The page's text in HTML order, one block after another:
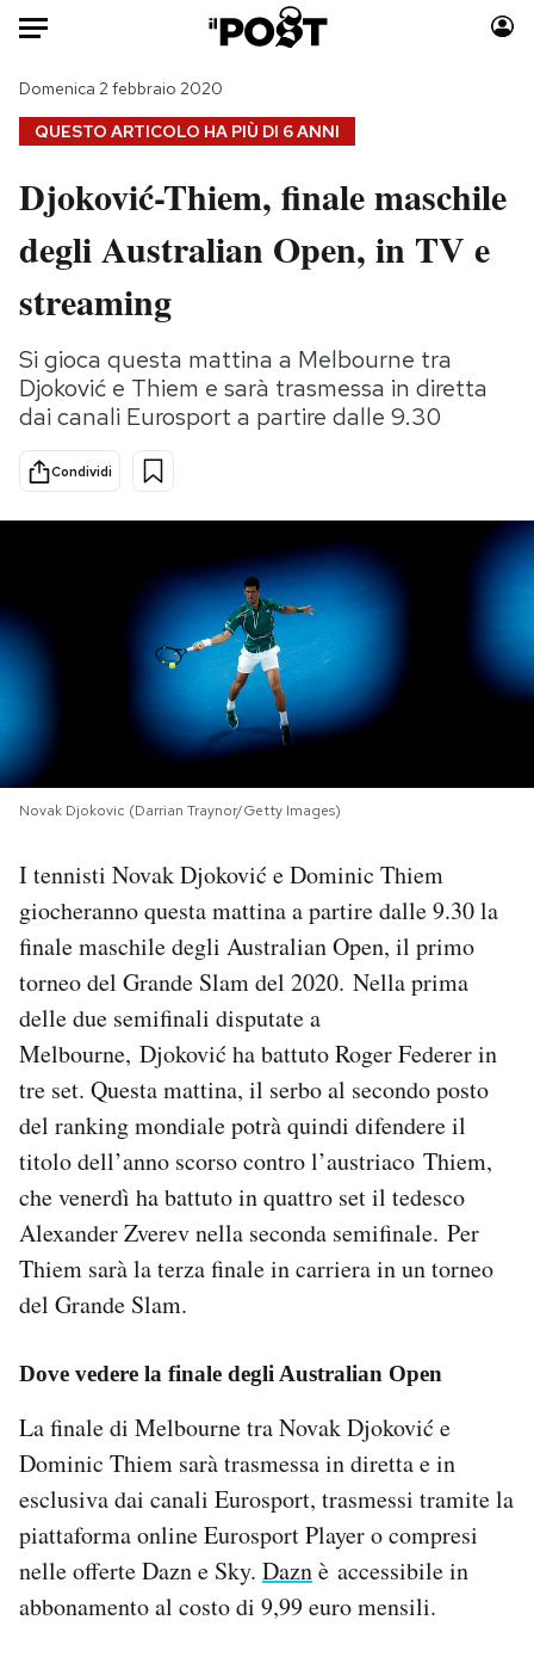
HOME
Italia
Politica
Tecnologia
Scienza
Cultura
Sport
Moda
Consumismi
Media
Europa
NEWSLETTER
I MIEI PREFERITI
SHOP
AREA PERSONALE
Area Personale
Newsletter
Notifiche mobile
Regala il Post
Hai bisogno di aiuto?
QUESTO ARTICOLO HA PIÙ DI 6 ANNI
Domenica 2 febbraio 2020
Djoković-Thiem, finale maschile
degli Australian Open, in TV e
streaming
Si gioca questa mattina a Melbourne tra
Djoković e Thiem e sarà trasmessa in diretta
dai canali Eurosport a partire dalle 9.30
Condividi
Novak Djokovic (Darrian Traynor/Getty Images)
I tennisti Novak Djoković e Dominic Thiem
giocheranno questa mattina a partire dalle 9.30 la
finale maschile degli Australian Open, il primo
torneo del Grande Slam del 2020. Nella prima
delle due semifinali disputate a
Melbourne, Djoković ha battuto Roger Federer in
tre set. Questa mattina, il serbo al secondo posto
del ranking mondiale potrà quindi difendere il
titolo dell’anno scorso contro l’austriaco Thiem,
che venerdì ha battuto in quattro set il tedesco
Alexander Zverev nella seconda semifinale. Per
Thiem sarà la terza finale in carriera in un torneo
del Grande Slam.
Dove vedere la finale degli Australian Open
La finale di Melbourne tra Novak Djoković e
Dominic Thiem sarà trasmessa in diretta e in
esclusiva dai canali Eurosport, trasmessi tramite la
piattaforma online Eurosport Player o compresi
nelle offerte Dazn e Sky. Daznè accessibile in
abbonamento al costo di 9,99 euro mensili.